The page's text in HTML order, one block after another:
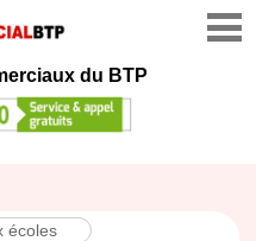
du BTP
écoles